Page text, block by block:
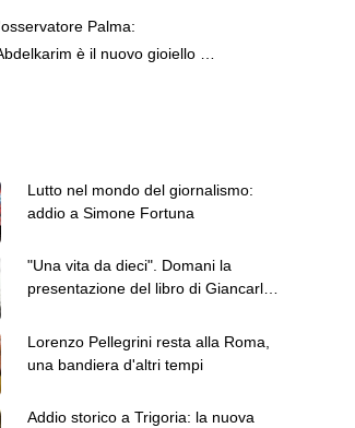
sorpresa Goto"
Palma:
è il nuovo gioiello del
Lutto nel mondo del giornalismo:
addio a Simone Fortuna
"Una vita da dieci". Domani la
presentazione del libro di Giancarlo
Lorenzo Pellegrini resta alla Roma,
una bandiera d'altri tempi
Addio storico a Trigoria: la nuova